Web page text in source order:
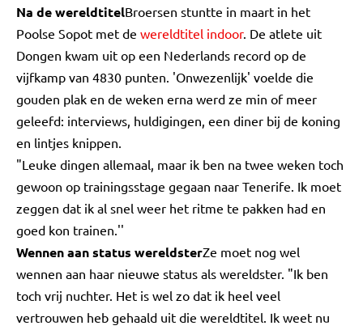
Na de wereldtitelBroersen stuntte in maart in het
Poolse Sopot met de wereldtitel indoor. De atlete uit
Dongen kwam uit op een Nederlands record op de
vijfkamp van 4830 punten. 'Onwezenlijk' voelde die
gouden plak en de weken erna werd ze min of meer
geleefd: interviews, huldigingen, een diner bij de koning
en lintjes knippen.
"Leuke dingen allemaal, maar ik ben na twee weken toch
gewoon op trainingsstage gegaan naar Tenerife. Ik moet
zeggen dat ik al snel weer het ritme te pakken had en
goed kon trainen.''
Wennen aan status wereldsterZe moet nog wel
wennen aan haar nieuwe status als wereldster. "Ik ben
toch vrij nuchter. Het is wel zo dat ik heel veel
vertrouwen heb gehaald uit die wereldtitel. Ik weet nu